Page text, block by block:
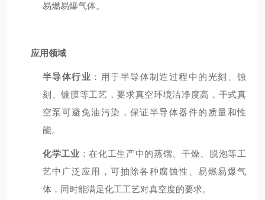
易燃易爆气体。
应用领域
半导体行业 ：用于半导体制造过程中的光刻、蚀
刻、镀膜等工艺，要求真空环境洁净度高，干式真
空泵可避免油污染，保证半导体器件的质量和性
能。
化学工业 ：在化工生产中的蒸馏、干燥、脱泡等工
艺中广泛应用，可抽除各种腐蚀性、易燃易爆气
体，同时能满足化工工艺对真空度的要求。